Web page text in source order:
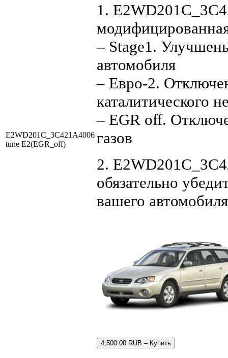
E2WD201C_3C421A4006
tune E2(EGR_off)
1.
– Stage1.
автомобиля
– Евро-2.
каталитического
– EGR off.
газов
2.
обязательно
вашего автомобиля
4,500.00 RUB – Купить